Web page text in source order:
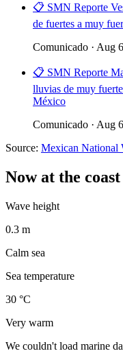
📋 SMN Reporte
de fuertes a muy
Comunicado · Aug
📋 SMN Reporte
lluvias de muy
México
Comunicado · Aug
Source: Mexican National
Now at the coast
Wave height
0.3 m
Calm sea
Sea temperature
30 °C
Very warm
We couldn't load marine